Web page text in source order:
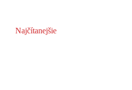
Najčítanejšie